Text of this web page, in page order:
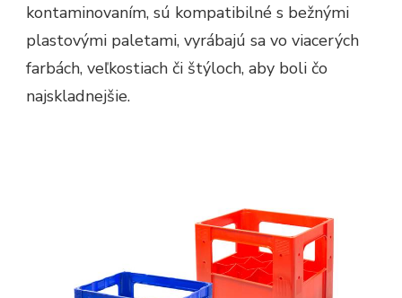
kontaminovaním, sú kompatibilné s bežnými
plastovými paletami, vyrábajú sa vo viacerých
farbách, veľkostiach či štýloch, aby boli čo
najskladnejšie.